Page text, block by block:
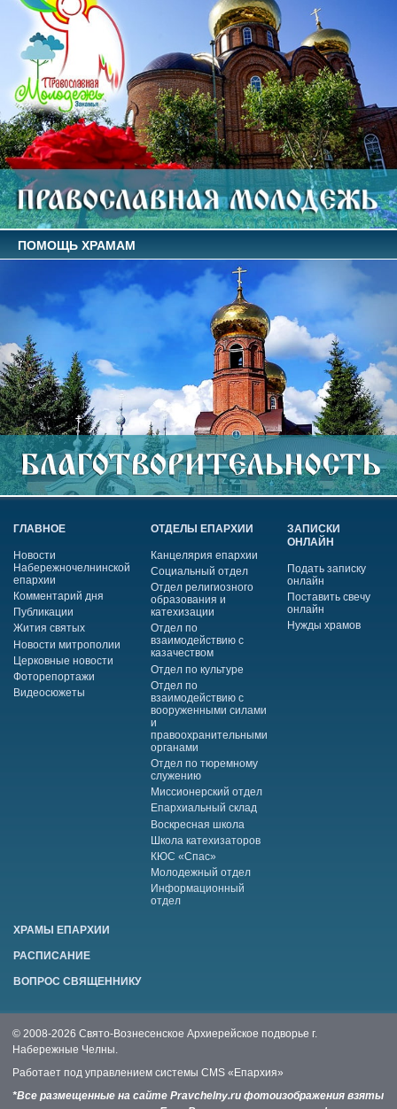
ПОМОЩЬ ХРАМАМ
ГЛАВНОЕ
Новости
Набережночелнинской
епархии
Комментарий дня
Публикации
Жития святых
Новости митрополии
Церковные новости
Фоторепортажи
Видеосюжеты
ОТДЕЛЫ ЕПАРХИИ
Канцелярия епархии
Социальный отдел
Отдел религиозного
образования и
катехизации
Отдел по
взаимодействию с
казачеством
Отдел по культуре
Отдел по
взаимодействию с
вооруженными силами
и
правоохранительными
органами
Отдел по тюремному
служению
Миссионерский отдел
Епархиальный склад
Воскресная школа
Школа катехизаторов
КЮС «Спас»
Молодежный отдел
Информационный
отдел
ЗАПИСКИ
ОНЛАЙН
Подать записку
онлайн
Поставить свечу
онлайн
Нужды храмов
ХРАМЫ ЕПАРХИИ
РАСПИСАНИЕ
ВОПРОС СВЯЩЕННИКУ
© 2008-2026 Свято-Вознесенское Архиерейское подворье г.
Набережные Челны.
Работает под управлением системы CMS «Епархия»
*Все размещенные на сайте Pravchelny.ru фотоизображения взяты